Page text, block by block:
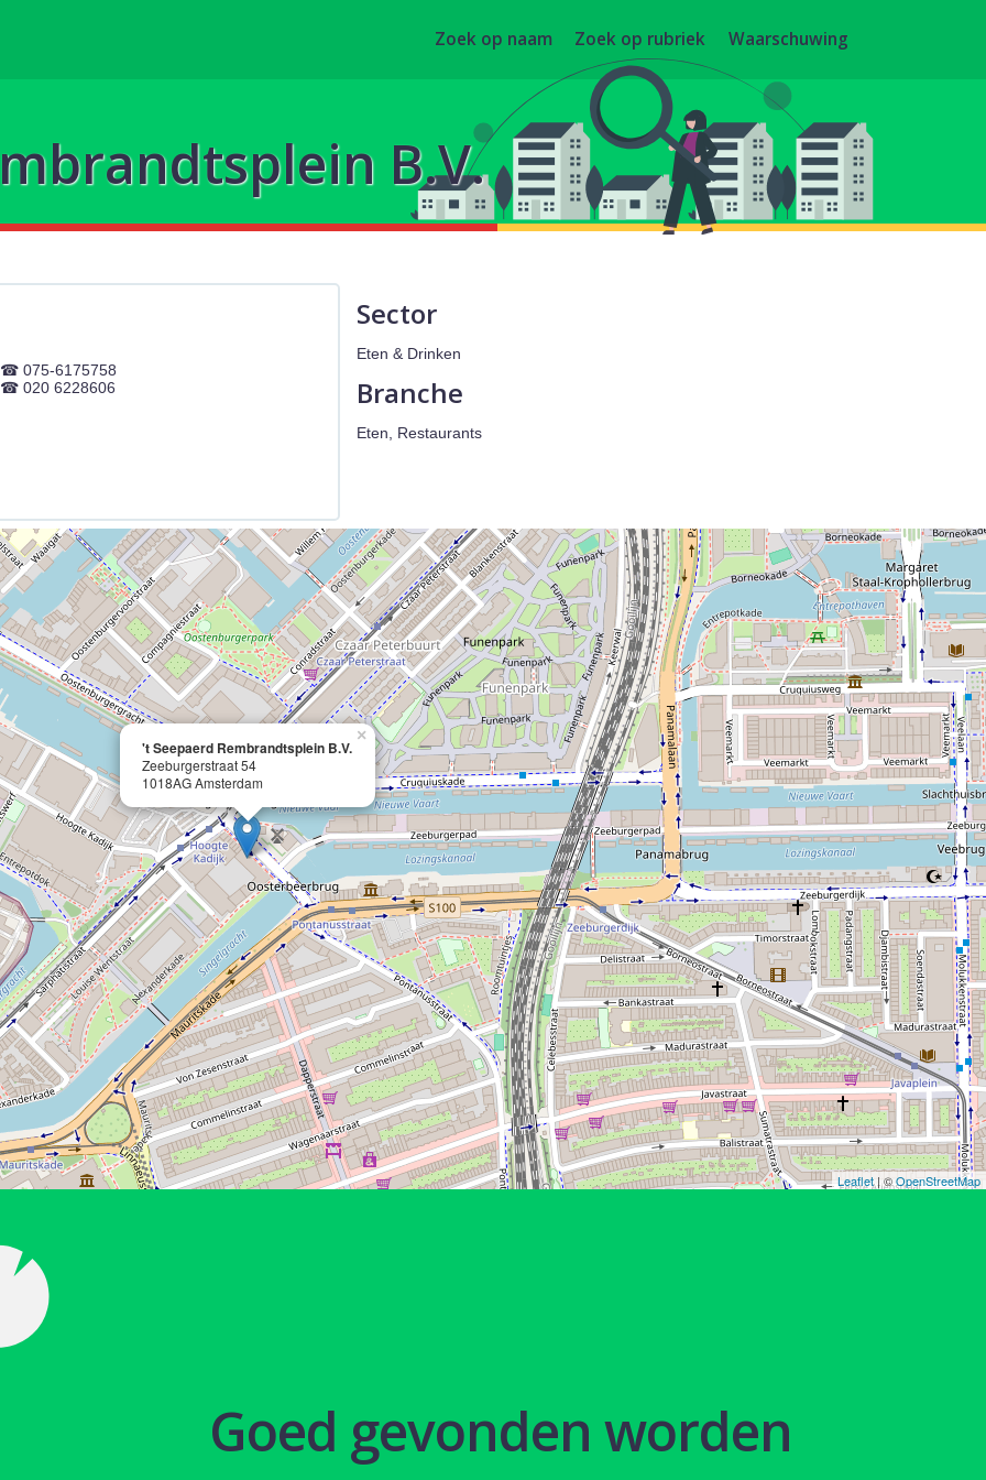
Zoek op naam Zoek op rubriek Waarschuwing
B.V.
075-6175758
020 6228606
Sector
Eten & Drinken
Branche
Eten, Restaurants
't Seepaerd Rembrandtsplein B.V.
Zeeburgerstraat 54
1018AG Amsterdam
×
Leaflet| ©OpenStreetMap
Goed gevonden worden